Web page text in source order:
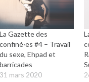
La Gazette des
confiné·es #4 – Travail
du sexe, Ehpad et
barricades
31 mars 2020